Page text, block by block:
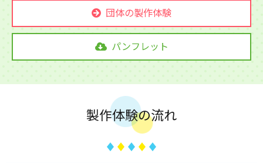
団体の製作体験
パンフレット
製作体験の流れ